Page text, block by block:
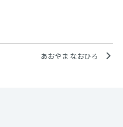
あおやま なおひろ